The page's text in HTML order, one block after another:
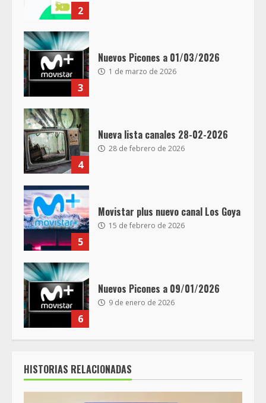
2
3
Nuevos Picones a 01/03/2026
1 de marzo de 2026
4
Nueva lista canales 28-02-2026
28 de febrero de 2026
5
Movistar plus nuevo canal Los Goya
15 de febrero de 2026
6
Nuevos Picones a 09/01/2026
9 de enero de 2026
HISTORIAS RELACIONADAS